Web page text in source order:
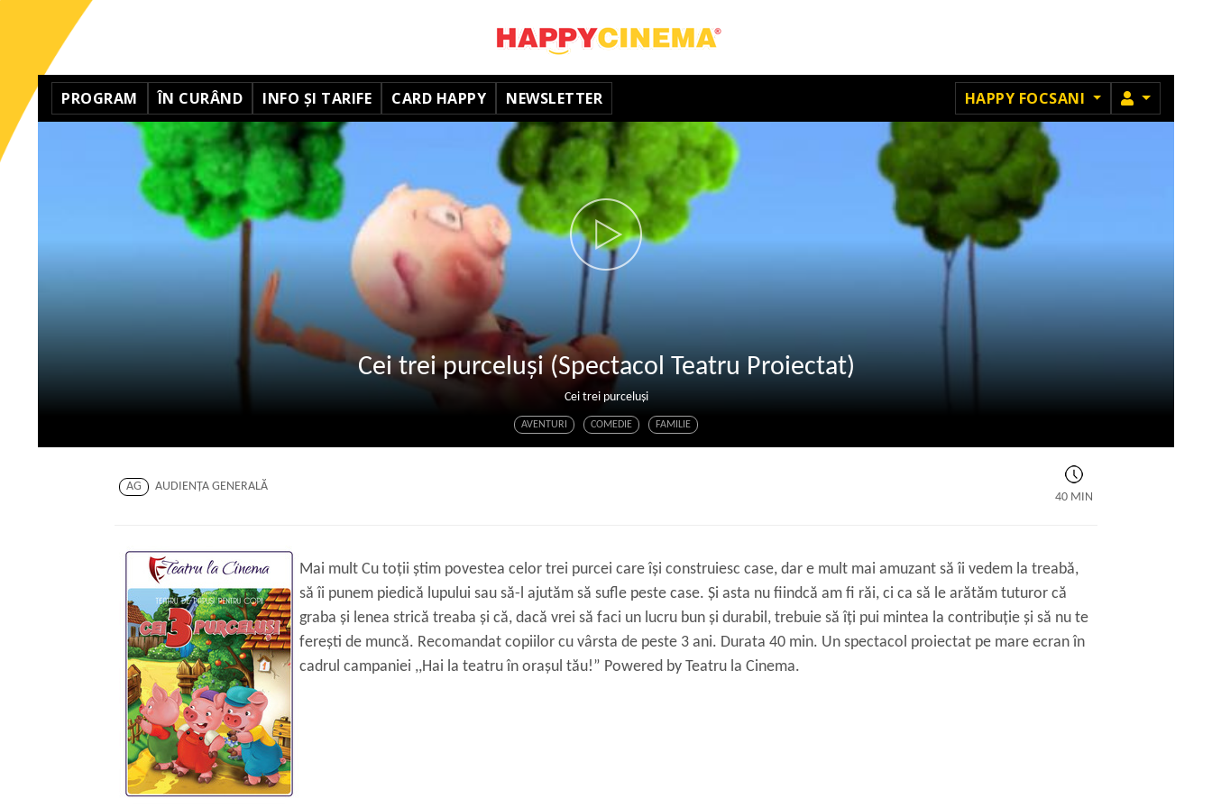
PROGRAM ÎN CURÂND INFO ȘI TARIFE CARD HAPPY NEWSLETTER HAPPY FOCSANI MEMBRU
Cei trei purceluși (Spectacol Teatru Proiectat)
Cei trei purceluși
AVENTURI COMEDIE FAMILIE
AG
AUDIENŢA GENERALĂ
40 MIN
Mai mult Cu toţii ştim povestea celor trei purcei care îşi construiesc case, dar e mult mai amuzant să îi vedem la treabă,
să îi punem piedică lupului sau să-l ajutăm să sufle peste case. Şi asta nu fiindcă am fi răi, ci ca să le arătăm tuturor că
graba şi lenea strică treaba şi că, dacă vrei să faci un lucru bun şi durabil, trebuie să îţi pui mintea la contribuţie şi să nu te
fereşti de muncă. Recomandat copiilor cu vârsta de peste 3 ani. Durata 40 min. Un spectacol proiectat pe mare ecran în
cadrul campaniei ,,Hai la teatru în orașul tău!” Powered by Teatru la Cinema.